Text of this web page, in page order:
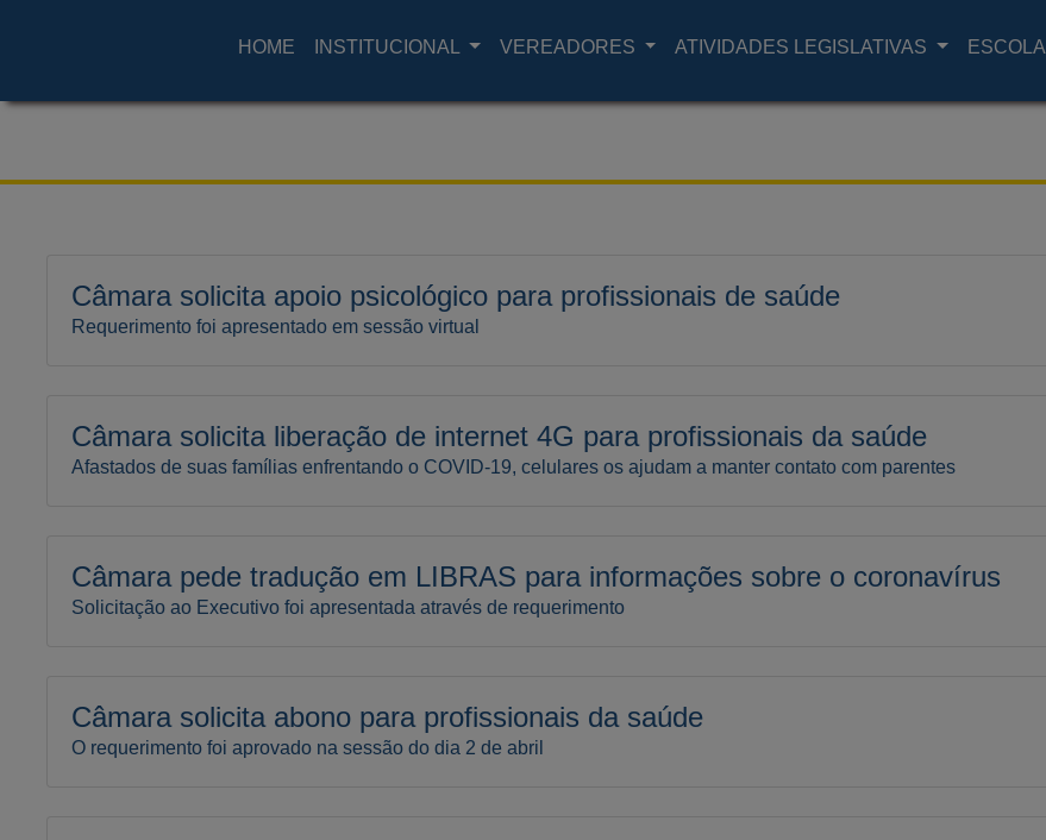
HOME INSTITUCIONAL VEREADORES ATIVIDADES LEGISLATIVAS ESCOLA
Câmara solicita apoio psicológico para profissionais de saúde
Requerimento foi apresentado em sessão virtual
Câmara solicita liberação de internet 4G para profissionais da saúde
Afastados de suas famílias enfrentando o COVID-19, celulares os ajudam a manter contato com parentes
Câmara pede tradução em LIBRAS para informações sobre o coronavírus
Solicitação ao Executivo foi apresentada através de requerimento
Câmara solicita abono para profissionais da saúde
O requerimento foi aprovado na sessão do dia 2 de abril